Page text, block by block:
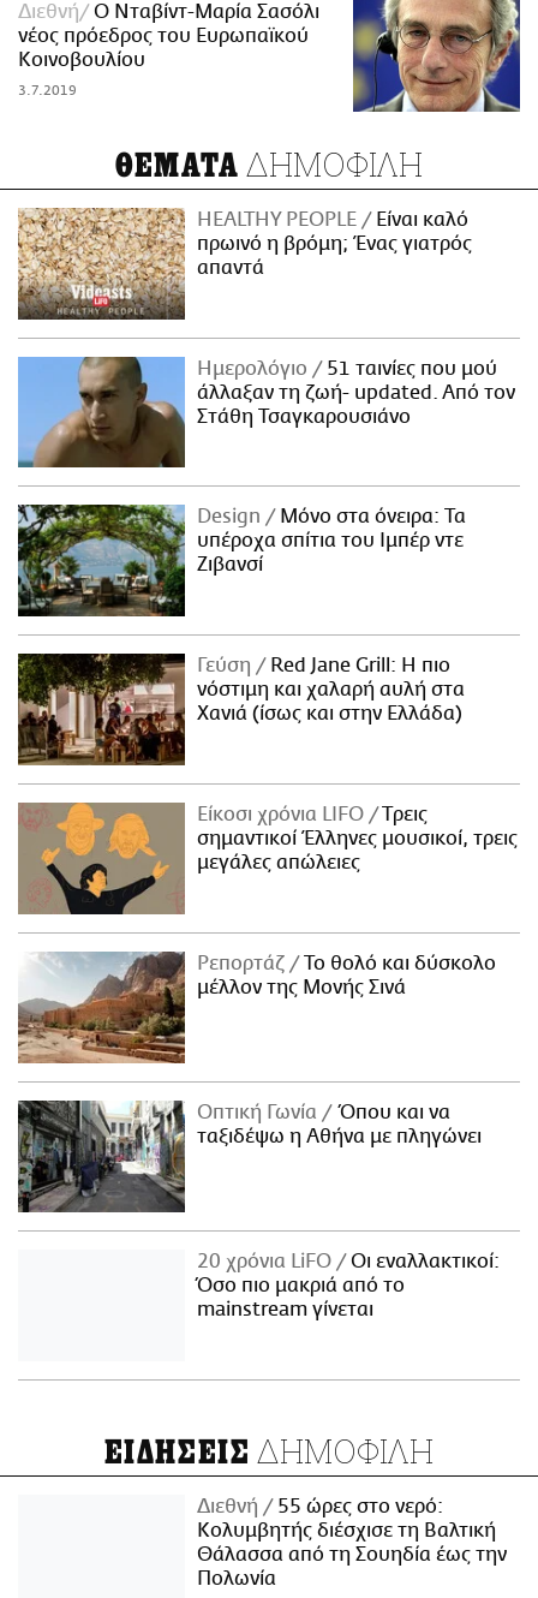
Διεθνή
O Νταβίντ-Μαρία Σασόλι
νέος πρόεδρος του Ευρωπαϊκού
Κοινοβουλίου
3.7.2019
ΘΕΜΑΤΑ ΔΗΜΟΦΙΛΗ
HEALTHY PEOPLE
Είναι καλό
πρωινό η βρόμη; Ένας γιατρός
απαντά
Ημερολόγιο
51 ταινίες που μού
άλλαξαν τη ζωή- updated. Aπό τον
Στάθη Τσαγκαρουσιάνο
Design
Μόνο στα όνειρα: Τα
υπέροχα σπίτια του Ιμπέρ ντε
Ζιβανσί
Γεύση
Red Jane Grill: Η πιο
νόστιμη και χαλαρή αυλή στα
Χανιά (ίσως και στην Ελλάδα)
Είκοσι χρόνια LIFO
Tρεις
σημαντικοί Έλληνες μουσικοί, τρεις
μεγάλες απώλειες
Ρεπορτάζ
Το θολό και δύσκολο
μέλλον της Μονής Σινά
Οπτική Γωνία
Όπου και να
ταξιδέψω η Αθήνα με πληγώνει
20 χρόνια LiFO
Οι εναλλακτικοί:
Όσο πιο μακριά από το
mainstream γίνεται
ΕΙΔΗΣΕΙΣ ΔΗΜΟΦΙΛΗ
Διεθνή
55 ώρες στο νερό:
Κολυμβητής διέσχισε τη Βαλτική
Θάλασσα από τη Σουηδία έως την
Πολωνία